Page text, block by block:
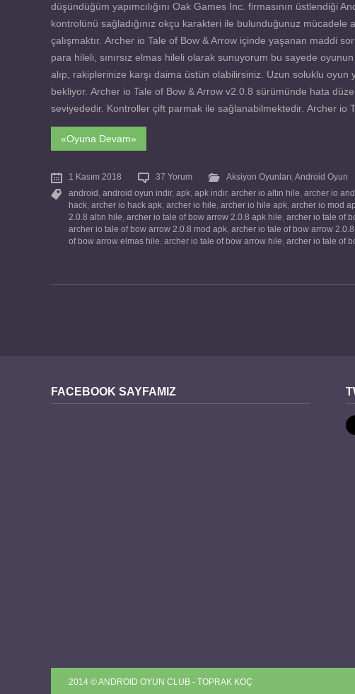
düşündüğüm yapımcılığını Oak Games Inc. firmasının üstlendiği
kontrolünü sağladığınız okçu karakteri ile bulunduğunuz
çalışmaktır. Archer io Tale of Bow & Arrow içinde yaşanan maddi
para hileli, sınırsız elmas hileli olarak sunuyorum bu sayede
alıp, rakiplerinize karşı daima üstün olabilirsiniz. Uzun soluklu oyun
bekliyor. Archer io Tale of Bow & Arrow v2.0.8 sürümünde hata
seviyededir. Kontroller çift parmak ile sağlanabilmektedir. Archer io
«Oyuna Devam»
1 Kasım 2018 37 Yorum Aksiyon Oyunları, Android Oyun
android , android oyun indir, apk, apk indir, archer io altın hile, archer io
hack, archer io hack apk, archer io hile, archer io hile apk, archer io mod
2.0.8 altın hile, archer io tale of bow arrow 2.0.8 apk hile, archer io tale of
archer io tale of bow arrow 2.0.8 mod apk, archer io tale of bow arrow
of bow arrow elmas hile, archer io tale of bow arrow hile, archer io tale of
FACEBOOK SAYFAMIZ
2014 © ANDROID OYUN CLUB - TOPRAK KOÇ